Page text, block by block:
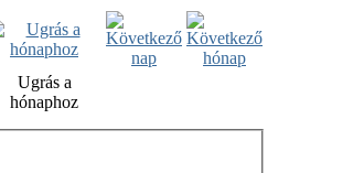
Ugrás a
hónaphoz